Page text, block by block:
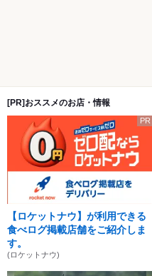
[PR]おススメのお店・情報
PR
【ロケットナウ】が利用できる
食べログ掲載店舗をご紹介しま
す。
(ロケットナウ)